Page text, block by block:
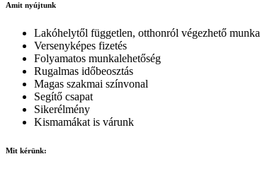
Amit nyújtunk
Lakóhelytől független, otthonról végezhető munka
Versenyképes fizetés
Folyamatos munkalehetőség
Rugalmas időbeosztás
Magas szakmai színvonal
Segítő csapat
Sikerélmény
Kismamákat is várunk
Mit kérünk: